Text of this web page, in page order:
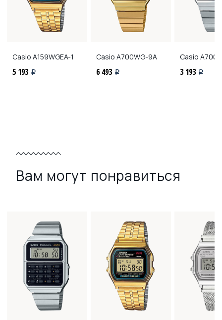
Casio A159WGEA-1
5 193 i
Casio A700WG-9A
6 493 i
Casio
3 193 i
Вам могут понравиться